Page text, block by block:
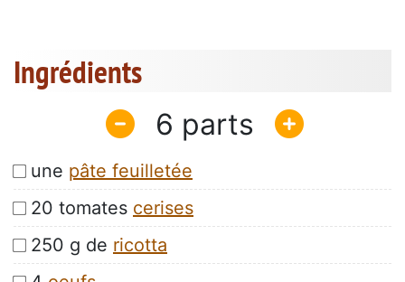
Ingrédients
6
une pâte feuilletée
20 tomates cerises
250 g de ricotta